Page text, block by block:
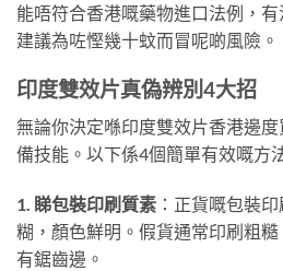
能唔符合香港嘅藥物進口法例，
建議為咗慳幾十蚊而冒呢啲風險。
印度雙效片真偽辨別4大招
無論你決定喺印度雙效片香港邊
備技能。以下係4個簡單有效嘅方
1. 睇包裝印刷質素 ：正貨嘅包裝
糊，顏色鮮明。假貨通常印刷粗
有鋸齒邊。